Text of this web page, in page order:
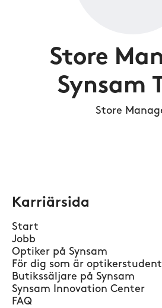
Store
Synsam
Store
Karriärsida
Start
Jobb
Optiker på Synsam
För dig som är optikerstudent
Butikssäljare på Synsam
Synsam Innovation Center
FAQ